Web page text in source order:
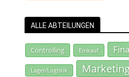
ALLE ABTEILUNGEN
Controlling Einkauf
Lager/Logistik